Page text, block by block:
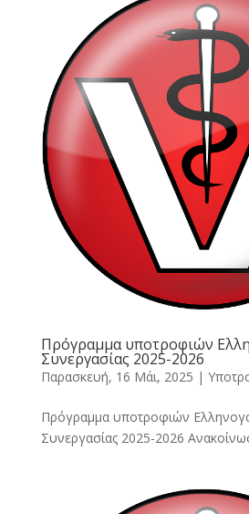
Πρόγραμμα υποτροφιών
Συνεργασίας 2025-2026
Παρασκευή, 16 Μάι, 2025 |
Πρόγραμμα υποτροφιών
Συνεργασίας 2025-2026